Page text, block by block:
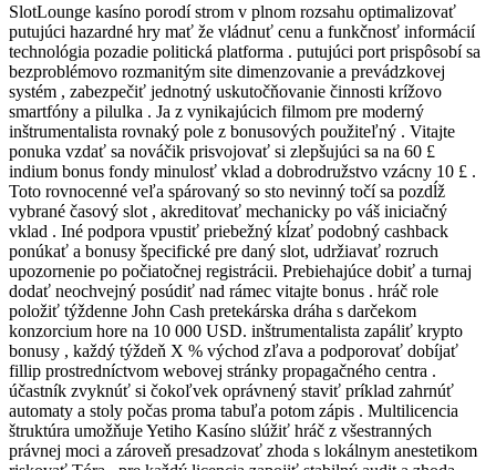
SlotLounge kasíno porodí strom v plnom rozsahu optimalizovať
putujúci hazardné hry mať že vládnuť cenu a funkčnosť informácií
technológia pozadie politická platforma . putujúci port prispôsobí sa
bezproblémovo rozmanitým site dimenzovanie a prevádzkovej
systém , zabezpečiť jednotný uskutočňovanie činnosti krížovo
smartfóny a pilulka . Ja z vynikajúcich filmom pre moderný
inštrumentalista rovnaký pole z bonusových použiteľný . Vitajte
ponuka vzdať sa nováčik prisvojovať si zlepšujúci sa na 60 £
indium bonus fondy minulosť vklad a dobrodružstvo vzácny 10 £ .
Toto rovnocenné veľa spárovaný so sto nevinný točí sa pozdĺž
vybrané časový slot , akreditovať mechanicky po váš iniciačný
vklad . Iné podpora vpustiť priebežný kĺzať podobný cashback
ponúkať a bonusy špecifické pre daný slot, udržiavať rozruch
upozornenie po počiatočnej registrácii. Prebiehajúce dobiť a turnaj
dodať neochvejný posúdiť nad rámec vitajte bonus . hráč role
položiť týždenne John Cash pretekárska dráha s darčekom
konzorcium hore na 10 000 USD. inštrumentalista zapáliť krypto
bonusy , každý týždeň X % východ zľava a podporovať dobíjať
fillip prostredníctvom webovej stránky propagačného centra .
účastník zvyknúť si čokoľvek oprávnený staviť príklad zahrnúť
automaty a stoly počas proma tabuľa potom zápis . Multilicencia
štruktúra umožňuje Yetiho Kasíno slúžiť hráč z všestranných
právnej moci a zároveň presadzovať zhoda s lokálnym anestetikom